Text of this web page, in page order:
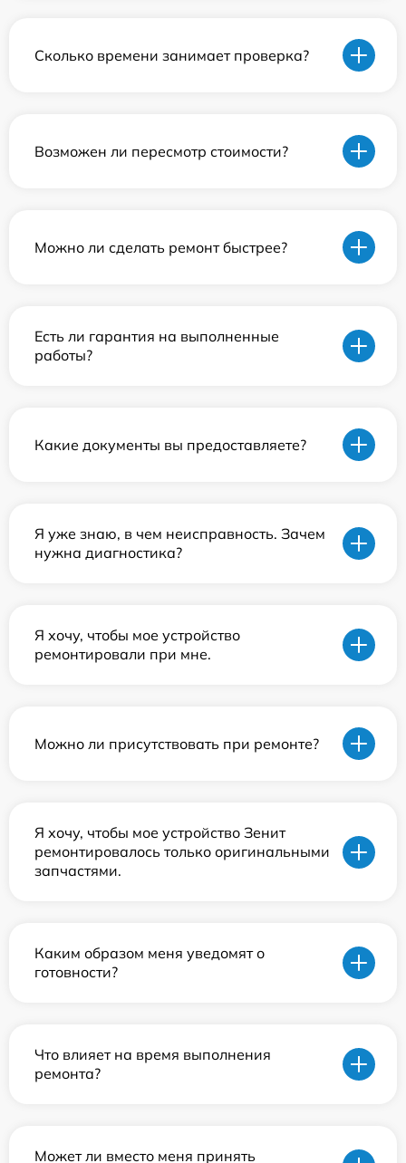
Сколько времени занимает проверка?
Возможен ли пересмотр стоимости?
Можно ли сделать ремонт быстрее?
Есть ли гарантия на выполненные
работы?
Какие документы вы предоставляете?
Я уже знаю, в чем неисправность. Зачем
нужна диагностика?
Я хочу, чтобы мое устройство
ремонтировали при мне.
Можно ли присутствовать при ремонте?
Я хочу, чтобы мое устройство Зенит
ремонтировалось только оригинальными
запчастями.
Каким образом меня уведомят о
готовности?
Что влияет на время выполнения
ремонта?
Может ли вместо меня принять